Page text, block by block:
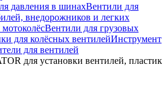
давления в шинахВентили для
внедорожников и легких
Вентили для грузовых
для колёсных вентилейИнструмент
для вентилей
для установки вентилей, пластик